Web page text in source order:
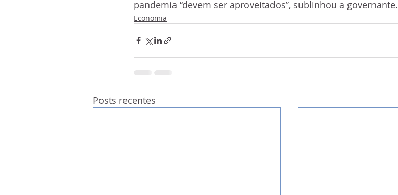
pandemia “devem ser aproveitados”, sublinhou a governante.
Economia
Posts recentes